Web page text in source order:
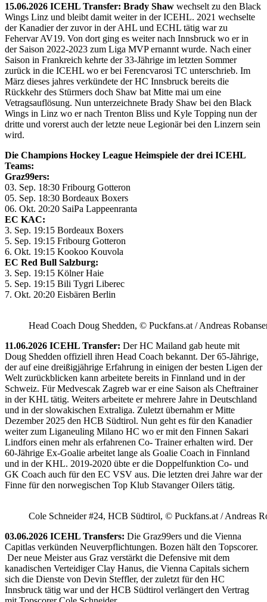
15.06.2026 ICEHL Transfer: Brady Shaw wechselt zu den Black
Wings Linz und bleibt damit weiter in der ICEHL. 2021 wechselte
der Kanadier der zuvor in der AHL und ECHL tätig war zu
Fehervar AV19. Von dort ging es weiter nach Innsbruck wo er in
der Saison 2022-2023 zum Liga MVP ernannt wurde. Nach einer
Saison in Frankreich kehrte der 33-Jährige im letzten Sommer
zurück in die ICEHL wo er bei Ferencvarosi TC unterschrieb. Im
März dieses jahres verkündete der HC Innsbruck bereits die
Rückkehr des Stürmers doch Shaw bat Mitte mai um eine
Vetragsauflösung. Nun unterzeichnete Brady Shaw bei den Black
Wings in Linz wo er nach Trenton Bliss und Kyle Topping nun der
dritte und vorerst auch der letzte neue Legionär bei den Linzern sein
wird.
Die Champions Hockey League Heimspiele der drei ICEHL
Teams:
Graz99ers:
03. Sep. 18:30 Fribourg Gotteron
05. Sep. 18:30 Bordeaux Boxers
06. Okt. 20:20 SaiPa Lappeenranta
EC KAC:
3. Sep. 19:15 Bordeaux Boxers
5. Sep. 19:15 Fribourg Gotteron
6. Okt. 19:15 Kookoo Kouvola
EC Red Bull Salzburg:
3. Sep. 19:15 Kölner Haie
5. Sep. 19:15 Bili Tygri Liberec
7. Okt. 20:20 Eisbären Berlin
Head Coach Doug Shedden, © Puckfans.at / Andreas
11.06.2026 ICEHL Transfer: Der HC Mailand gab heute mit
Doug Shedden offiziell ihren Head Coach bekannt. Der 65-Jährige,
der auf eine dreißigjährige Erfahrung in einigen der besten Ligen der
Welt zurückblicken kann arbeitete bereits in Finnland und in der
Schweiz. Für Medvescak Zagreb war er eine Saison als Cheftrainer
in der KHL tätig. Weiters arbeitete er mehrere Jahre in Deutschland
und in der slowakischen Extraliga. Zuletzt übernahm er Mitte
Dezember 2025 den HCB Südtirol. Nun geht es für den Kanadier
weiter zum Liganeuling Milano HC wo er mit den Finnen Sakari
Lindfors einen mehr als erfahrenen Co- Trainer erhalten wird. Der
60-Jährige Ex-Goalie arbeitet lange als Goalie Coach in Finnland
und in der KHL. 2019-2020 übte er die Doppelfunktion Co- und
GK Coach auch für den EC VSV aus. Die letzten drei Jahre war der
Finne für den norwegischen Top Klub Stavanger Oilers tätig.
Cole Schneider #24, HCB Südtirol, © Puckfans.at / Andreas
03.06.2026 ICEHL Transfers: Die Graz99ers und die Vienna
Capitlas verkünden Neuverpflichtungen. Bozen hält den Topscorer.
Der neue Meister aus Graz verstärkt die Defensive mit dem
kanadischen Verteidiger Clay Hanus, die Vienna Capitals sichern
sich die Dienste von Devin Steffler, der zuletzt für den HC
Innsbruck tätig war und der HCB Südtirol verlängert den Vertrag